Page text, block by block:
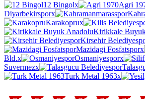
12 Bingolx Agri
Diyarbekirsporx
Karakoprux
Kirikkale
Kirsehir
Mazidagi Fosfatsporx
Bld.x Osmaniyesporx
Suvermezx
Turk Metal 1963x